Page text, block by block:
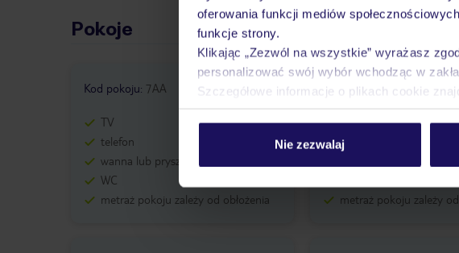
oferowania funkcji mediów
funkcje strony.
Klikając „Zezwól na wszystkie” wyrażasz
personalizować swój wybór wchodząc w
Szczegółowe informacje o plikach cookie
Nie zezwalaj
Pokoje
Kod pokoju: 7AA
TV
telefon
wanna lub prysznic
WC
metraż pokoju zależy od obłożenia
Kod pokoju : 7AE
TV
telefon
metraż pokoju zależy